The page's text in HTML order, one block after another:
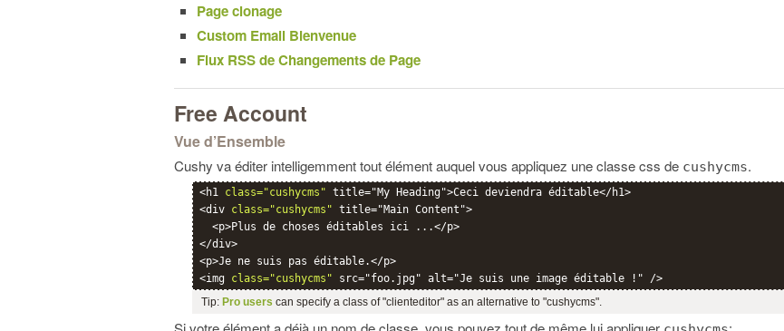
Page clonage
Custom Email Bienvenue
Flux RSS de Changements de Page
Free Account
Vue d’Ensemble
Cushy va éditer intelligemment tout élément auquel vous appliquez une classe css de cushycms.
<h1 class="cushycms" title="My Heading">Ceci deviendra éditable</h1>
<div class="cushycms" title="Main Content">
  <p>Plus de choses éditables ici ...</p>
</div>
<p>Je ne suis pas éditable.</p>
<img class="cushycms"
Tip: Pro users can specify a class of "clienteditor" as an alternative to "cushycms".